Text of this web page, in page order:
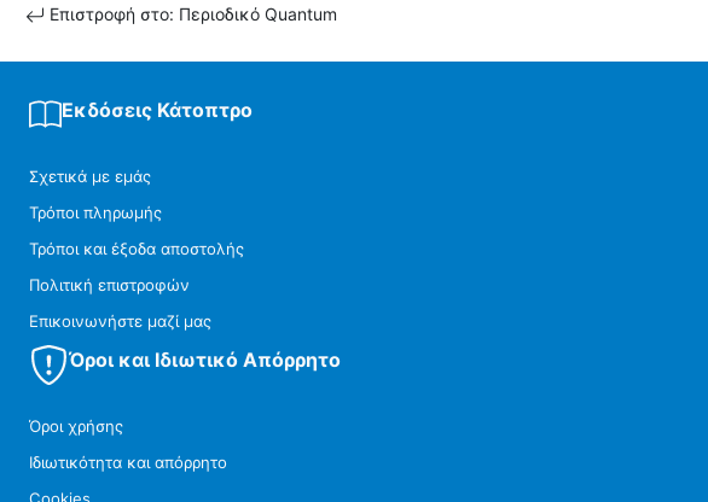
Επιστροφή στο: Περιοδικό Quantum
Εκδόσεις Κάτοπτρο
Σχετικά με εμάς
Τρόποι πληρωμής
Τρόποι και έξοδα αποστολής
Πολιτική επιστροφών
Επικοινωνήστε μαζί μας
Όροι και Ιδιωτικό Απόρρητο
Όροι χρήσης
Ιδιωτικότητα και απόρρητο